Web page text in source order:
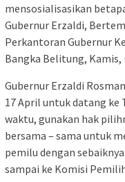
mensosialisasikan
Gubernur Erzaldi,
Perkantoran Gubernur
Bangka Belitung, Kamis,
Gubernur Erzaldi
17 April untuk datang
waktu, gunakan hak
bersama – sama untuk
pemilu dengan
sampai ke Komisi